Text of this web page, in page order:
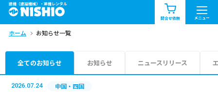
建機（建設機械）・重機レンタル
問合せ依頼 メニュー
商品一覧 お知らせ一覧
問合せ依頼リスト
エリア情報を見る
ホーム お知らせ一覧
全てのお知らせ お知らせ ニュースリリース
2026.07.24
中国・四国